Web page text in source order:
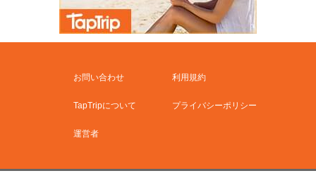
お問い合わせ 利用規約
TapTripについて プライバシーポリシー
運営者